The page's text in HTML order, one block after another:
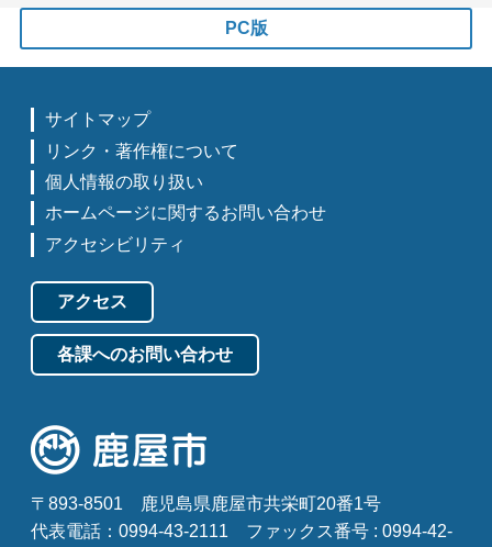
PC版
サイトマップ
リンク・著作権について
個人情報の取り扱い
ホームページに関するお問い合わせ
アクセシビリティ
アクセス
各課へのお問い合わせ
〒893-8501
鹿児島県鹿屋市共栄町20番1号
代表電話：0994-43-2111
ファックス番号 : 0994-42-